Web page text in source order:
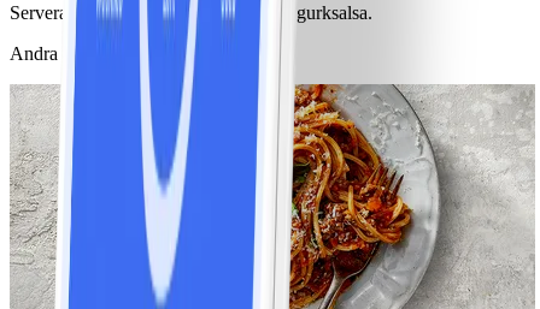
Servera kycklingen med havreris och gurksalsa.
Andra gillade också